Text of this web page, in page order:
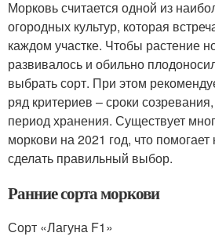
Морковь считается одной из
огородных культур, которая
каждом участке. Чтобы растение
развивалось и обильно
выбрать сорт. При этом
ряд критериев – сроки
период хранения. Существует
моркови на 2021 год, что
сделать правильный выбор.
Ранние сорта моркови
Сорт «Лагуна F1»